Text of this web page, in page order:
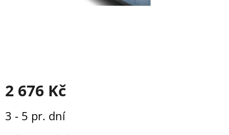
2 676 Kč
cena:
3 - 5 pr. dní